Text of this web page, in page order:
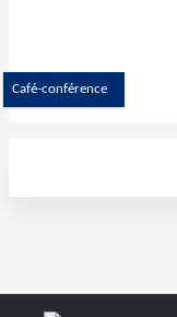
Café-conférence